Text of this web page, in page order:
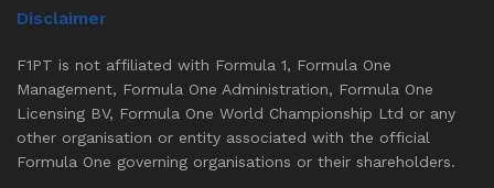
Disclaimer
F1PT is not affiliated with Formula 1, Formula One
Management, Formula One Administration, Formula One
Licensing BV, Formula One World Championship Ltd or any
other organisation or entity associated with the official
Formula One governing organisations or their shareholders.